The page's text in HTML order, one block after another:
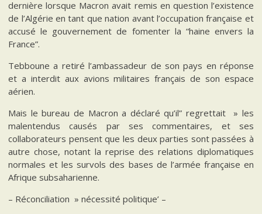
dernière lorsque Macron avait remis en question l’existence
de l’Algérie en tant que nation avant l’occupation française et
accusé le gouvernement de fomenter la “haine envers la
France”.
Tebboune a retiré l’ambassadeur de son pays en réponse
et a interdit aux avions militaires français de son espace
aérien.
Mais le bureau de Macron a déclaré qu’il” regrettait » les
malentendus causés par ses commentaires, et ses
collaborateurs pensent que les deux parties sont passées à
autre chose, notant la reprise des relations diplomatiques
normales et les survols des bases de l’armée française en
Afrique subsaharienne.
– Réconciliation » nécessité politique’ –